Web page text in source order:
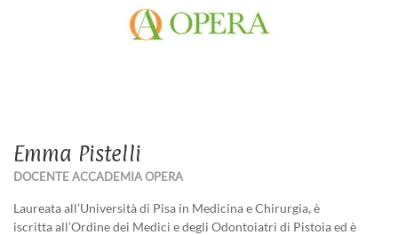
Emma Pistelli
DOCENTE ACCADEMIA OPERA
Laureata all’Università di Pisa in Medicina e Chirurgia, è
iscritta all’Ordine dei Medici e degli Odontoiatri di Pistoia ed è